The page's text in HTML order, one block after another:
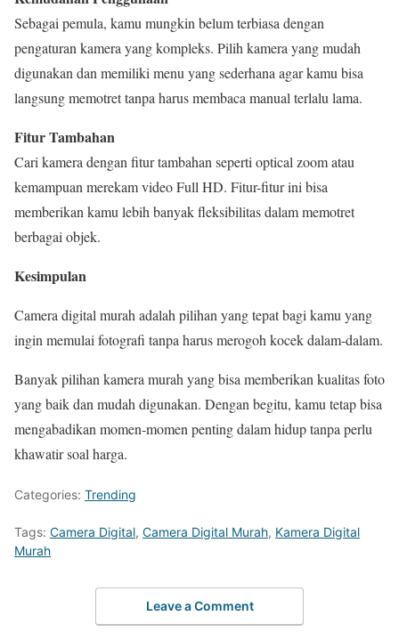
Sebagai pemula, kamu mungkin belum terbiasa dengan
pengaturan kamera yang kompleks. Pilih kamera yang mudah
digunakan dan memiliki menu yang sederhana agar kamu bisa
langsung memotret tanpa harus membaca manual terlalu lama.
Fitur Tambahan
Cari kamera dengan fitur tambahan seperti optical zoom atau
kemampuan merekam video Full HD. Fitur-fitur ini bisa
memberikan kamu lebih banyak fleksibilitas dalam memotret
berbagai objek.
Kesimpulan
Camera digital murah adalah pilihan yang tepat bagi kamu yang
ingin memulai fotografi tanpa harus merogoh kocek dalam-dalam.
Banyak pilihan kamera murah yang bisa memberikan kualitas foto
yang baik dan mudah digunakan. Dengan begitu, kamu tetap bisa
mengabadikan momen-momen penting dalam hidup tanpa perlu
khawatir soal harga.
Categories: Trending
Tags: Camera Digital, Camera Digital Murah, Kamera Digital
Murah
Leave a Comment